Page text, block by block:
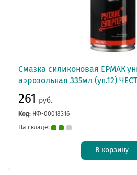
Смазка силиконовая ЕРМАК
аэрозольная 335мл (уп.12)
261 руб.
Код: НФ-00018316
На складе:
В корзину